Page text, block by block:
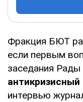
Фракция БЮТ
если первым
заседания
интервью